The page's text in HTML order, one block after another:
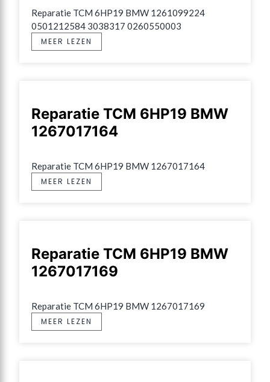
Reparatie TCM 6HP19 BMW 1261099224
0501212584 3038317 0260550003
MEER LEZEN
Reparatie TCM 6HP19 BMW
1267017164
Reparatie TCM 6HP19 BMW 1267017164
MEER LEZEN
Reparatie TCM 6HP19 BMW
1267017169
Reparatie TCM 6HP19 BMW 1267017169
MEER LEZEN